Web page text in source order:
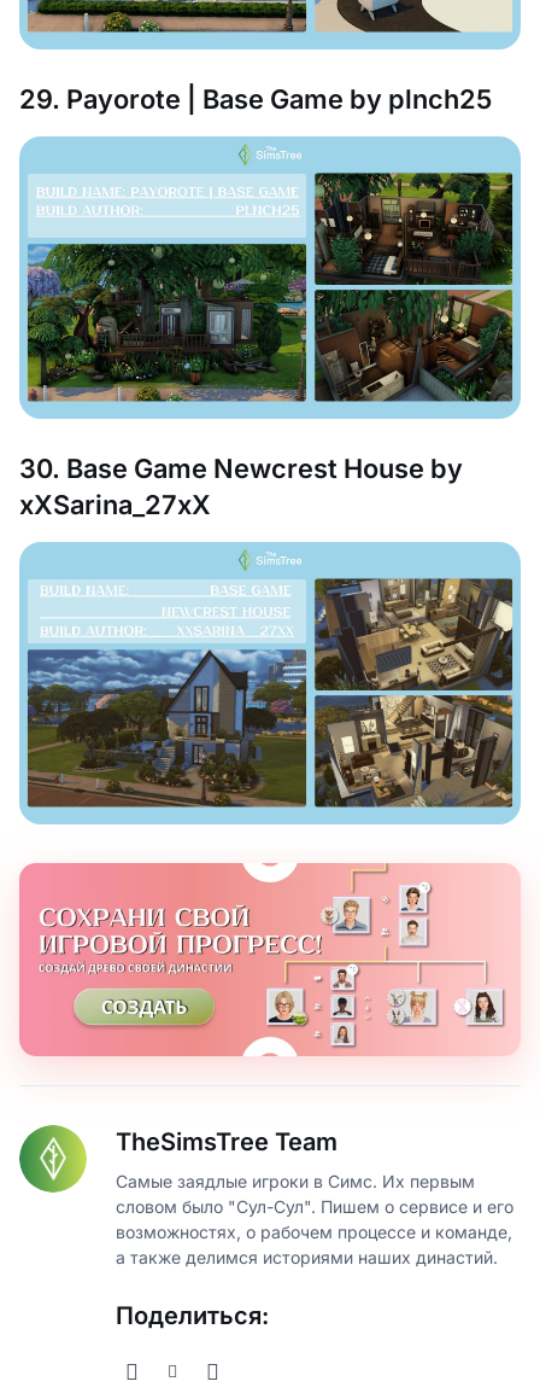
29. Payorote | Base Game by plnch25
30. Base Game Newcrest House by
xXSarina_27xX
TheSimsTree Team
Самые заядлые игроки в Симс. Их первым
словом было "Сул-Сул". Пишем о сервисе и его
возможностях, о рабочем процессе и команде,
а также делимся историями наших династий.
Поделиться: